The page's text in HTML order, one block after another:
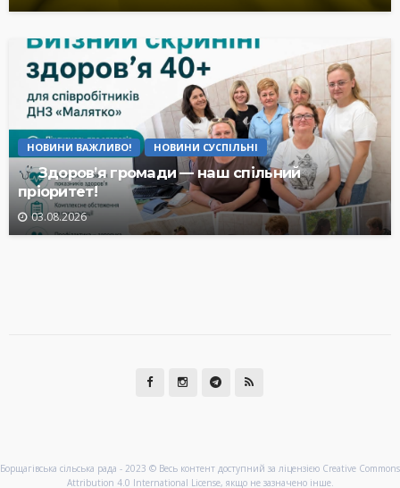
НОВИНИ ВАЖЛИВО! НОВИНИ СУСПІЛЬНІ
Здоров’я громади — наш спільний
пріоритет!
03.08.2026
Борщагівська сільська рада - 2023 © Весь контент доступний за ліцензією Creative Commons
Attribution 4.0 International License, якщо не зазначено інше.